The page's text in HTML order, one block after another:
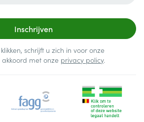
Inschrijven
schrijft u zich in voor onze
met onze privacy policy.